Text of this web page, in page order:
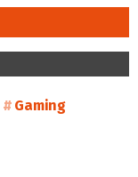
Gaming